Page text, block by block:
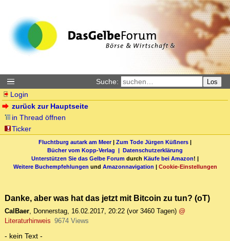
Suche: Los
Login
zurück zur Hauptseite
in Thread öffnen
Ticker
Fluchtburg autark am Meer| Zum Tode Jürgen Küßners |
Bücher vom Kopp-Verlag | Datenschutzerklärung
Unterstützen Sie das Gelbe Forum durch Käufe bei Amazon! |
Weitere Buchempfehlungen und Amazonnavigation | Cookie-Einstellungen
Danke, aber was hat das jetzt mit Bitcoin zu tun? (oT)
CalBaer, Donnerstag, 16.02.2017, 20:22 (vor 3460 Tagen) @
Literaturhinweis 9674 Views
- kein Text -